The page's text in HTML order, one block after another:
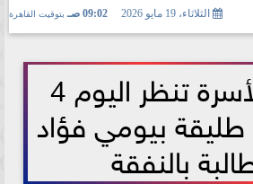
الثلاثاء، 19 مايو 2026 09:02 صـ بتوقيت القاهرة
محكمة الأسرة تنظر اليوم 4
بيومي فؤاد
بالنفقة